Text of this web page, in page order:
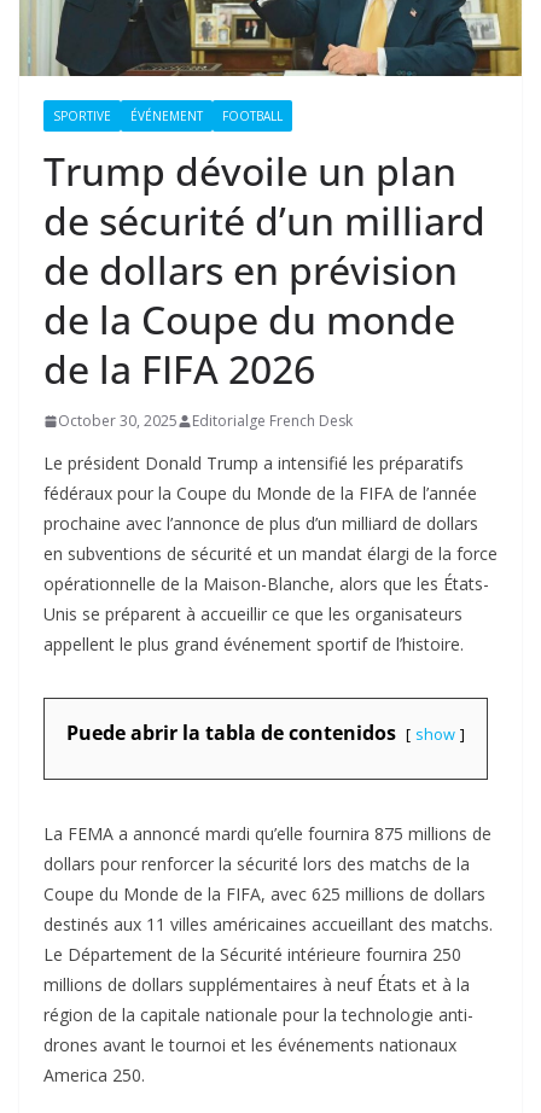
SPORTIVE ÉVÉNEMENT FOOTBALL
Trump dévoile un plan
de sécurité d’un milliard
de dollars en prévision
de la Coupe du monde
de la FIFA 2026
October 30, 2025 Editorialge French Desk
Le président Donald Trump a intensifié les préparatifs
fédéraux pour la Coupe du Monde de la FIFA de l’année
prochaine avec l’annonce de plus d’un milliard de dollars
en subventions de sécurité et un mandat élargi de la force
opérationnelle de la Maison-Blanche, alors que les États-
Unis se préparent à accueillir ce que les organisateurs
appellent le plus grand événement sportif de l’histoire.
Puede abrir la tabla de contenidos show
La FEMA a annoncé mardi qu’elle fournira 875 millions de
dollars pour renforcer la sécurité lors des matchs de la
Coupe du Monde de la FIFA, avec 625 millions de dollars
destinés aux 11 villes américaines accueillant des matchs.
Le Département de la Sécurité intérieure fournira 250
millions de dollars supplémentaires à neuf États et à la
région de la capitale nationale pour la technologie anti-
drones avant le tournoi et les événements nationaux
America 250.